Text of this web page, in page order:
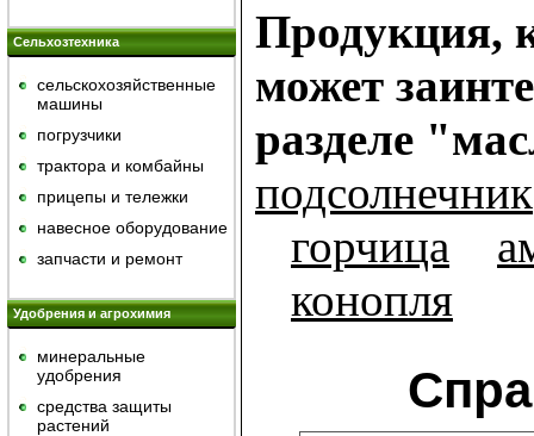
Сельхозтехника
сельскохозяйственные
машины
погрузчики
трактора и комбайны
прицепы и тележки
навесное оборудование
запчасти и ремонт
Удобрения и агрохимия
минеральные
удобрения
средства защиты
растений
Продукция,
может
разделе
подсолнечник
горчица
конопля